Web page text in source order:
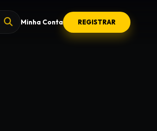
Minha Conta REGISTRAR